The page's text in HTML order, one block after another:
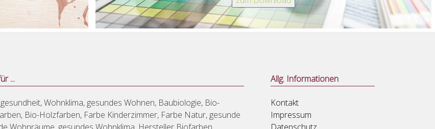
...
Wohnklima, gesundes Wohnen, Baubiologie, Bio-
Bio-Holzfarben, Farbe Kinderzimmer, Farbe Natur, gesunde
Allg. Informationen
Kontakt
Impressum